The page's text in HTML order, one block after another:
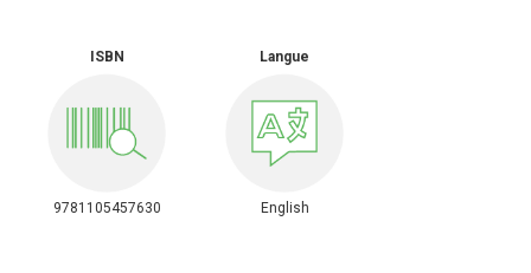
ISBN
9781105457630
Langue
English